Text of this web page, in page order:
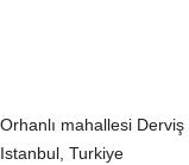
Orhanlı mahallesi
Istanbul, Turkiye